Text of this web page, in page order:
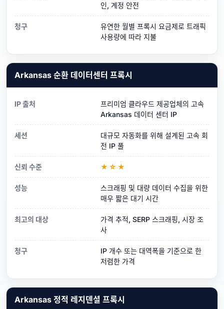
인, 계정 안전
청구
유연한 월별 프록시 요금제로 트래픽
사용량에 따라 지불
Arkansas 순환 데이터센터 프록시
IP 출처
프리미엄 클라우드 제공업체의 고속
Arkansas 데이터 센터 IP
세션
대규모 자동화를 위해 설계된 고속 회
전 IP 풀
신뢰 수준 ★☆★
성능
스크래핑 및 대량 데이터 수집을 위한
매우 짧은 대기 시간
최고의 대상
가격 추적, SERP 스크래핑, 시장 조
사
청구
IP 개수 또는 대역폭을 기준으로 한
저렴한 가격
Arkansas 정적 레지덴셜 프록시